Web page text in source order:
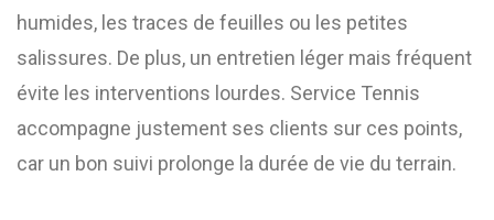
humides, les traces de feuilles ou les petites
salissures. De plus, un entretien léger mais fréquent
évite les interventions lourdes. Service Tennis
accompagne justement ses clients sur ces points,
car un bon suivi prolonge la durée de vie du terrain.